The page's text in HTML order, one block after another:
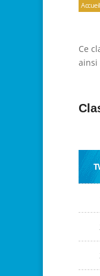
Accueil
Ce
ainsi